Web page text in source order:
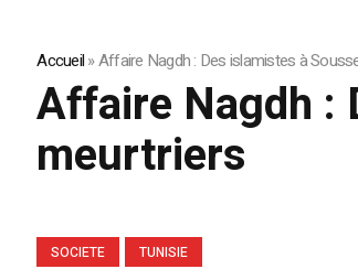
Accueil»Affaire Nagdh : Des islamistes à
Affaire Nagdh :
meurtriers
SOCIETE TUNISIE